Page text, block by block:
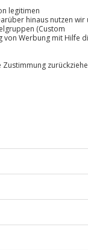
Jeder Gutschein für
Maximale Sicherheit
3 Jahre gültig &
-15%* Club Deal
Direktabzug im
Melde dich hier an